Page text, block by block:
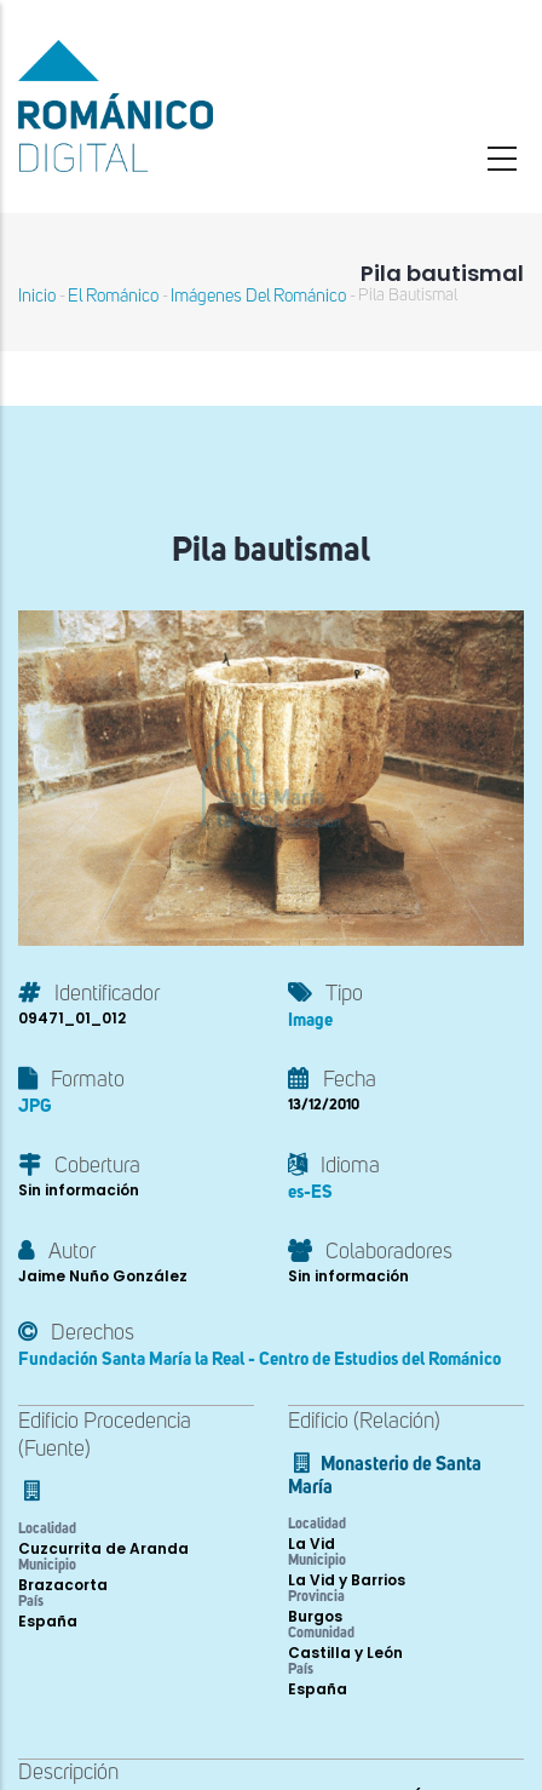
contenido
principal
Pila bautismal
Sobrescribir
navegación
Inicio - El Románico - Imágenes Del Románico - Pila Bautismal
Pila bautismal
Identificador
09471_01_012
Tipo
Image
Formato
JPG
Fecha
13/12/2010
Cobertura
Sin información
Idioma
es-ES
Autor
Jaime Nuño González
Colaboradores
Sin información
Derechos
Fundación Santa María la Real - Centro de Estudios del Románico
Edificio Procedencia
(Fuente)
Localidad
Cuzcurrita de Aranda
Municipio
Brazacorta
País
España
Edificio (Relación)
Monasterio de Santa
María
Localidad
La Vid
Municipio
La Vid y Barrios
Provincia
Burgos
Comunidad
Castilla y León
País
España
Descripción